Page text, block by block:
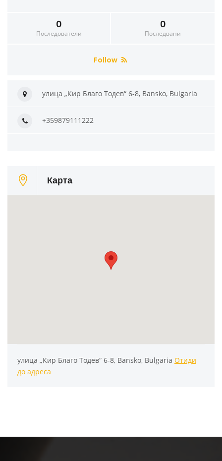
0
Последователи
0
Последвани
Follow
улица „Кир Благо Тодев“ 6-8, Bansko, Bulgaria
+359879111222
Карта
улица „Кир Благо Тодев“ 6-8, Bansko, Bulgaria Отиди
до адреса